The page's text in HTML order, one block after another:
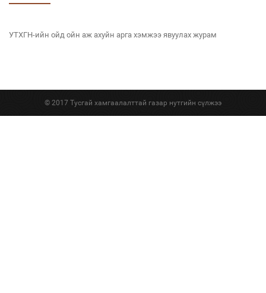
УТХГН-ийн ойд ойн аж ахуйн арга хэмжээ явуулах журам
© 2017 Тусгай хамгаалалттай газар нутгийн сүлжээ